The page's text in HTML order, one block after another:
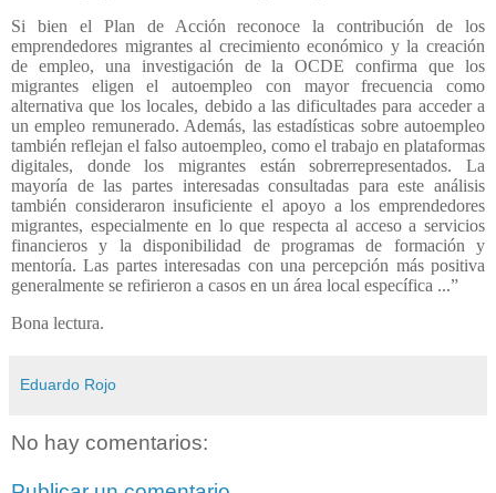
Si bien el Plan de Acción reconoce la contribución de los
emprendedores migrantes al crecimiento económico y la creación
de empleo, una investigación de la OCDE confirma que los
migrantes eligen el autoempleo con mayor frecuencia como
alternativa que los locales, debido a las dificultades para acceder a
un empleo remunerado. Además, las estadísticas sobre autoempleo
también reflejan el falso autoempleo, como el trabajo en plataformas
digitales, donde los migrantes están sobrerrepresentados. La
mayoría de las partes interesadas consultadas para este análisis
también consideraron insuficiente el apoyo a los emprendedores
migrantes, especialmente en lo que respecta al acceso a servicios
financieros y la disponibilidad de programas de formación y
mentoría. Las partes interesadas con una percepción más positiva
generalmente se refirieron a casos en un área local específica ...”
Bona lectura.
Eduardo Rojo
No hay comentarios: